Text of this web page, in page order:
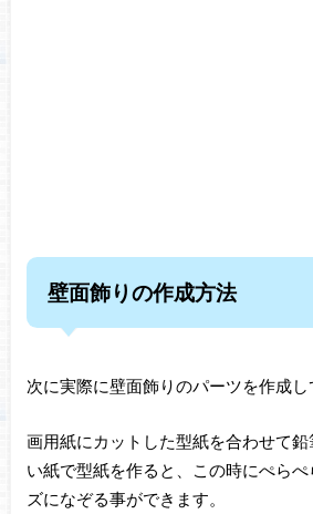
壁面飾りの作成方法
次に実際に壁面飾りのパーツを作成し
画用紙にカットした型紙を合わせて
い紙で型紙を作ると、この時にぺら
ズになぞる事ができます。